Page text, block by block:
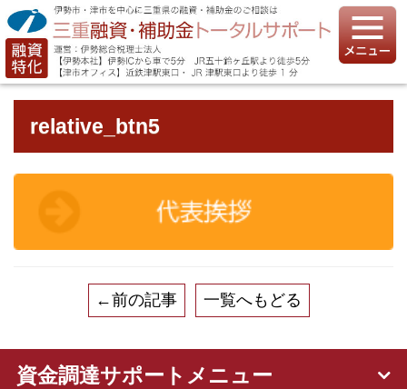
relative_btn5
←前の記事 一覧へもどる
資金調達サポートメニュー